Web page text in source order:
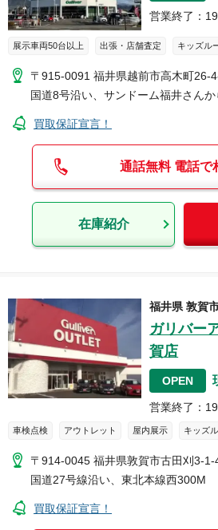
営業終了 ：
展示車両50台以上 出張・店舗査定 キッズル
〒915-0091 福井県越前市高木町26-
国道8号沿い、サンドーム福井さん
買取保証宣言！
通話無料 電話で
在庫紹介
福井県 敦賀
ガリバー
賀店
OPEN
営業終了 ：
車検点検 アウトレット 屋内展示 キッズ
〒914-0045 福井県敦賀市古田刈3-1-
国道27号線沿い、東北本線西300M
買取保証宣言！